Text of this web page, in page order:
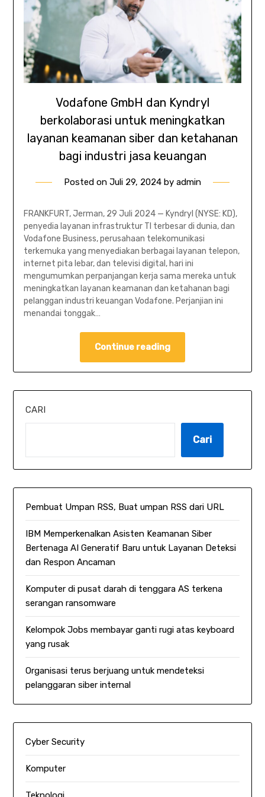
Vodafone GmbH dan Kyndryl
berkolaborasi untuk meningkatkan
layanan keamanan siber dan ketahanan
bagi industri jasa keuangan
Posted on Juli 29, 2024 by admin
FRANKFURT, Jerman, 29 Juli 2024 — Kyndryl (NYSE: KD),
penyedia layanan infrastruktur TI terbesar di dunia, dan
Vodafone Business, perusahaan telekomunikasi
terkemuka yang menyediakan berbagai layanan telepon,
internet pita lebar, dan televisi digital, hari ini
mengumumkan perpanjangan kerja sama mereka untuk
meningkatkan layanan keamanan dan ketahanan bagi
pelanggan industri keuangan Vodafone. Perjanjian ini
menandai tonggak…
Continue reading
CARI
Cari
Pembuat Umpan RSS, Buat umpan RSS dari URL
IBM Memperkenalkan Asisten Keamanan Siber
Bertenaga AI Generatif Baru untuk Layanan Deteksi
dan Respon Ancaman
Komputer di pusat darah di tenggara AS terkena
serangan ransomware
Kelompok Jobs membayar ganti rugi atas keyboard
yang rusak
Organisasi terus berjuang untuk mendeteksi
pelanggaran siber internal
Cyber Security
Komputer